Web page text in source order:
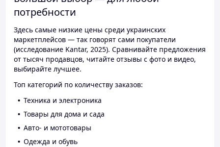
потребности
Здесь самые низкие цены среди украинских
маркетплейсов — так говорят сами покупатели
(исследование Kantar, 2025). Сравнивайте предложения
от тысяч продавцов, читайте отзывы с фото и видео,
выбирайте лучшее.
Топ категорий по количеству заказов:
Техника и электроника
Товары для дома и сада
Авто- и мототовары
Одежда и обувь